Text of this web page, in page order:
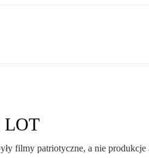
LOT
filmy patriotyczne, a nie